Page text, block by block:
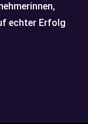
echter Erfolg